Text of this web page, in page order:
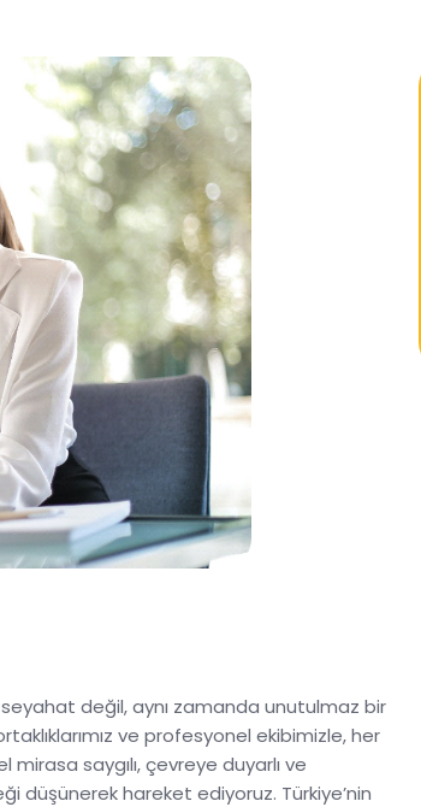
değil, aynı zamanda unutulmaz bir
ve profesyonel ekibimizle, her
saygılı, çevreye duyarlı ve
düşünerek hareket ediyoruz. Türkiye’nin